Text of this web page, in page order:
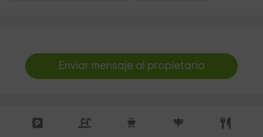
Enviar mensaje al propietario